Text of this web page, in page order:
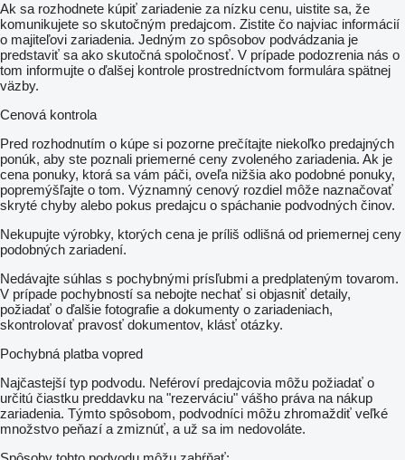
Ak sa rozhodnete kúpiť zariadenie za nízku cenu, uistite sa, že
komunikujete so skutočným predajcom. Zistite čo najviac informácií
o majiteľovi zariadenia. Jedným zo spôsobov podvádzania je
predstaviť sa ako skutočná spoločnosť. V prípade podozrenia nás o
tom informujte o ďalšej kontrole prostredníctvom formulára spätnej
väzby.
Cenová kontrola
Pred rozhodnutím o kúpe si pozorne prečítajte niekoľko predajných
ponúk, aby ste poznali priemerné ceny zvoleného zariadenia. Ak je
cena ponuky, ktorá sa vám páči, oveľa nižšia ako podobné ponuky,
popremýšľajte o tom. Významný cenový rozdiel môže naznačovať
skryté chyby alebo pokus predajcu o spáchanie podvodných činov.
Nekupujte výrobky, ktorých cena je príliš odlišná od priemernej ceny
podobných zariadení.
Nedávajte súhlas s pochybnými prísľubmi a predplateným tovarom.
V prípade pochybností sa nebojte nechať si objasniť detaily,
požiadať o ďalšie fotografie a dokumenty o zariadeniach,
skontrolovať pravosť dokumentov, klásť otázky.
Pochybná platba vopred
Najčastejší typ podvodu. Neféroví predajcovia môžu požiadať o
určitú čiastku preddavku na "rezerváciu" vášho práva na nákup
zariadenia. Týmto spôsobom, podvodníci môžu zhromaždiť veľké
množstvo peňazí a zmiznúť, a už sa im nedovoláte.